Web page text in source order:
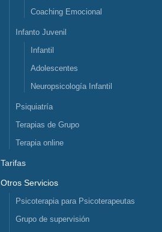
Coaching Emocional
Infanto Juvenil
Infantil
Adolescentes
Neuropsicología Infantil
Psiquiatría
Terapias de Grupo
Terapia online
Tarifas
Otros Servicios
Psicoterapia para Psicoterapeutas
Grupo de supervisión